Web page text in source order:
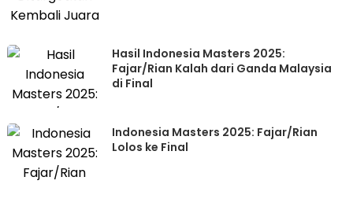
Hasil Indonesia Masters 2025:
Fajar/Rian Kalah dari Ganda Malaysia
di Final
Indonesia Masters 2025: Fajar/Rian
Lolos ke Final